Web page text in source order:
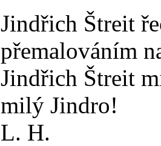
Jindřich Štreit
přemalováním
Jindřich Štreit
milý Jindro!
L. H.